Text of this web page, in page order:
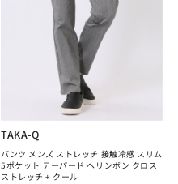
TAKA-Q
パンツ メンズ ストレッチ 接触冷感 スリム
5ポケット テーパード ヘリンボン クロス
ストレッチ + クール